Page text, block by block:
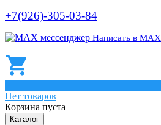
+7(926)-305-03-84
Написать в МАХ
Нет товаров
Корзина пуста
Каталог